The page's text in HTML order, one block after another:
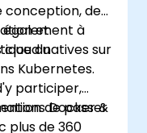
conception, de
et
natives sur
également à
du
Kubernetes.
participer,
de passer
Docker &
plus de 360